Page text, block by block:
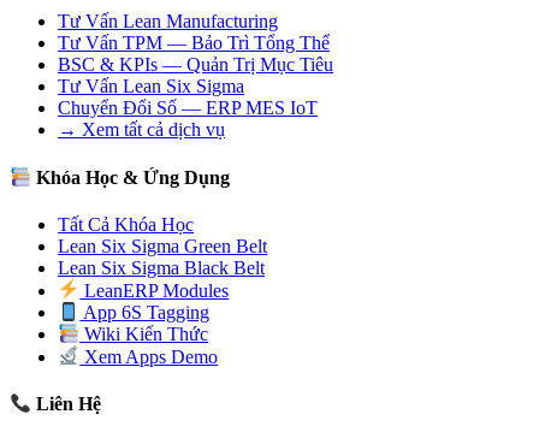
Tư Vấn Lean Manufacturing
Tư Vấn TPM — Bảo Trì Tổng Thể
BSC & KPIs — Quản Trị Mục Tiêu
Tư Vấn Lean Six Sigma
Chuyển Đổi Số — ERP MES IoT
→ Xem tất cả dịch vụ
Khóa Học & Ứng Dụng
Tất Cả Khóa Học
Lean Six Sigma Green Belt
Lean Six Sigma Black Belt
LeanERP Modules
App 6S Tagging
Wiki Kiến Thức
Xem Apps Demo
Liên Hệ